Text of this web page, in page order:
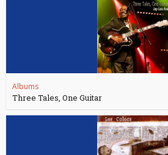
Albums
Three Tales, One Guitar